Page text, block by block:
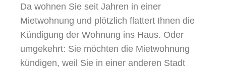
Da wohnen Sie seit Jahren in einer
Mietwohnung und plötzlich flattert Ihnen die
Kündigung der Wohnung ins Haus. Oder
umgekehrt: Sie möchten die Mietwohnung
kündigen, weil Sie in einer anderen Stadt